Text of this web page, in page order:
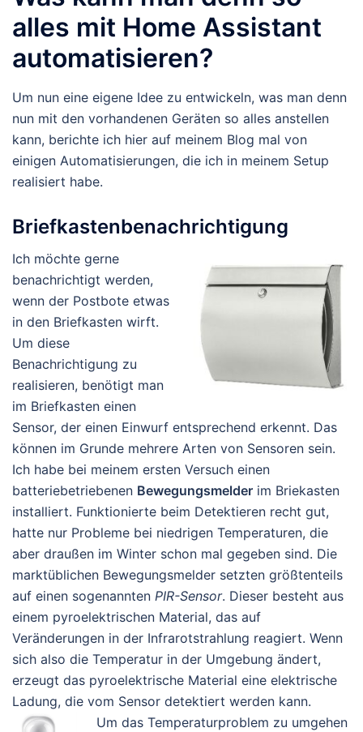
alles mit Home Assistant
automatisieren?
Um nun eine eigene Idee zu entwickeln, was man denn
nun mit den vorhandenen Geräten so alles anstellen
kann, berichte ich hier auf meinem Blog mal von
einigen Automatisierungen, die ich in meinem Setup
realisiert habe.
Briefkastenbenachrichtigung
Ich möchte gerne
benachrichtigt werden,
wenn der Postbote etwas
in den Briefkasten wirft.
Um diese
Benachrichtigung zu
realisieren, benötigt man
im Briefkasten einen
Sensor, der einen Einwurf entsprechend erkennt. Das
können im Grunde mehrere Arten von Sensoren sein.
Ich habe bei meinem ersten Versuch einen
batteriebetriebenen Bewegungsmelder im Briekasten
installiert. Funktionierte beim Detektieren recht gut,
hatte nur Probleme bei niedrigen Temperaturen, die
aber draußen im Winter schon mal gegeben sind. Die
marktüblichen Bewegungsmelder setzten größtenteils
auf einen sogenannten PIR-Sensor. Dieser besteht aus
einem pyroelektrischen Material, das auf
Veränderungen in der Infrarotstrahlung reagiert. Wenn
sich also die Temperatur in der Umgebung ändert,
erzeugt das pyroelektrische Material eine elektrische
Ladung, die vom Sensor detektiert werden kann.
Um das Temperaturproblem zu umgehen